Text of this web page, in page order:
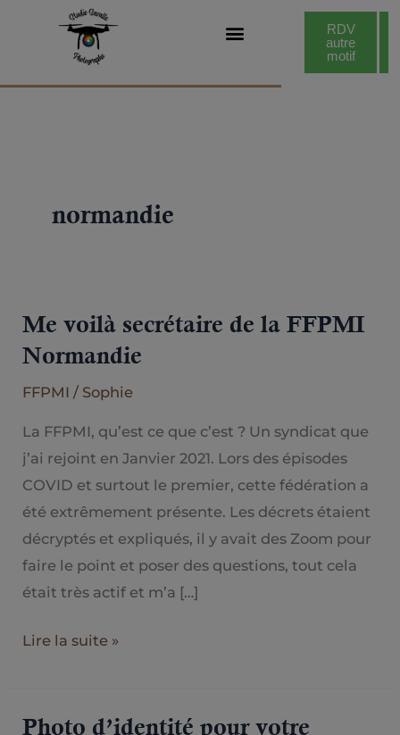
RDV
photo
identité
RDV
autre
motif
normandie
Me voilà secrétaire de la FFPMI
Normandie
FFPMI / Sophie
La FFPMI, qu’est ce que c’est ? Un syndicat que
j’ai rejoint en Janvier 2021. Lors des épisodes
COVID et surtout le premier, cette fédération a
été extrêmement présente. Les décrets étaient
décryptés et expliqués, il y avait des Zoom pour
faire le point et poser des questions, tout cela
était très actif et m’a […]
Me
voilà
de
la
FFPMI
Normandie
Lire la suite »
Photo d’identité pour votre
Photo